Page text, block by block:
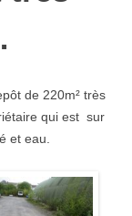
de 220m² très
qui est sur
et eau.